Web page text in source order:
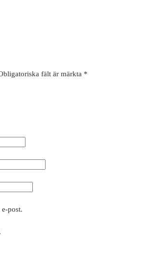
fält är märkta *
post.